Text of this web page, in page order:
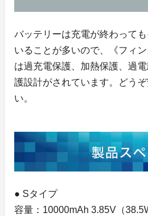
バッテリーは充電が終わって
いることが多いので、《フィ
は過充電保護、加熱保護、過
護設計がされています。どう
い。
● Sタイプ
容量：10000mAh 3.85V（